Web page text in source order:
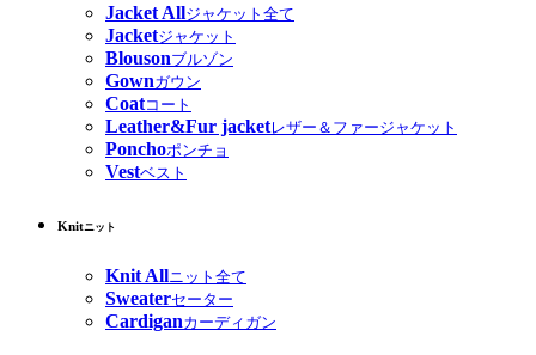
Jacket Allジャケット全て
Jacketジャケット
Blousonブルゾン
Gownガウン
Coatコート
Leather&Fur jacketレザー＆ファージャケット
Ponchoポンチョ
Vestベスト
Knitニット
Knit Allニット全て
Sweaterセーター
Cardiganカーディガン